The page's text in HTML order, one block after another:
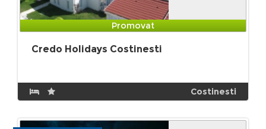
Promovat
Credo Holidays Costinesti
Costinesti